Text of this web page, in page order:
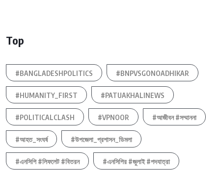
Top
#BANGLADESHPOLITICS #BNPVSGONOADHIKAR
#HUMANITY_FIRST #PATUAKHALINEWS
#POLITICALCLASH #VPNOOR #আজীবন #সম্মাননা
#আহত_সংঘর্ষ #উপজেলা_প্রশাসন_ডিমলা
#এনসিপি #লিফলেট #বিতরন #এনসিপির #জুলাই #পদযাত্রা